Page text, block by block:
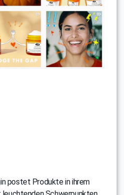
postet Produkte in ihrem